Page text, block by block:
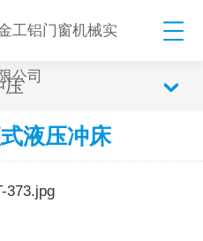
压
液压冲床